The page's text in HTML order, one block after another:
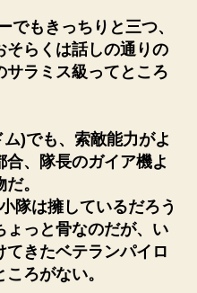
もきっちりと三つ、
らくは話しの通りの
ラミス級ってところ
)でも、索敵能力がよ
合、隊長のガイア機よ
。
隊は擁しているだろう
ょっと骨なのだが、い
てきたベテランパイロ
ろがない。